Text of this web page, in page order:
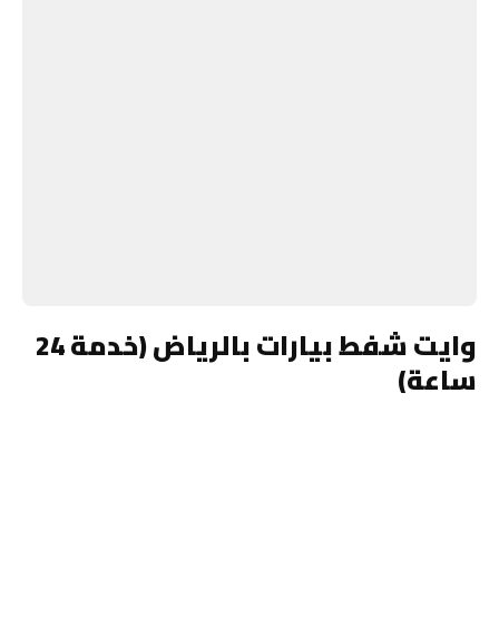
وايت شفط بيارات بالرياض (خدمة 24
ساعة)